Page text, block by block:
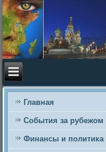
Главная
События за рубежом
Финансы и политика